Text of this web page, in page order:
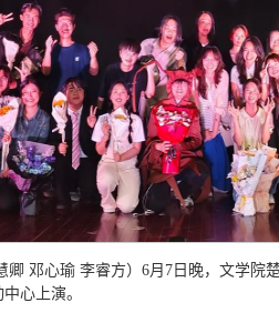
卿 邓心瑜 李睿方）6月7日晚，文学
心上演。